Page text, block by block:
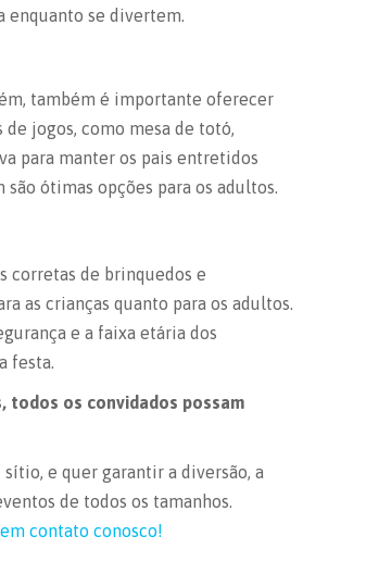
enquanto se divertem.
também é importante oferecer
jogos, como mesa de totó,
para manter os pais entretidos
ótimas opções para os adultos.
corretas de brinquedos e
as crianças quanto para os adultos.
e a faixa etária dos
festa.
todos os convidados possam
e quer garantir a diversão, a
de todos os tamanhos.
contato conosco!